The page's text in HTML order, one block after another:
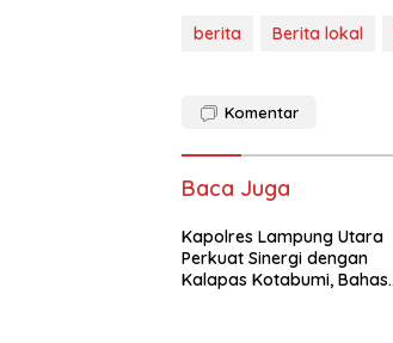
berita Berita lokal
Komentar
Baca Juga
Kapolres Lampung Utara
Perkuat Sinergi dengan
Kalapas Kotabumi, Bahas